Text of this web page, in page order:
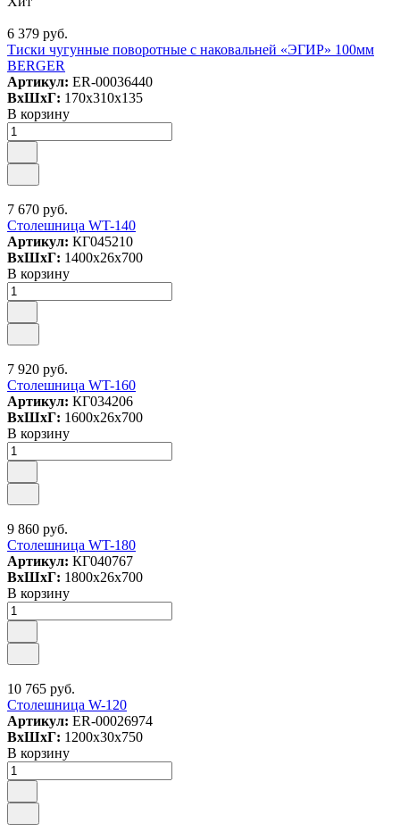
6 379 руб.
Тиски чугунные поворотные с наковальней «ЭГИР» 100мм
BERGER
Артикул: ER-00036440
ВxШxГ: 170x310x135
В корзину
7 670 руб.
Столешница WT-140
Артикул: КГ045210
ВxШxГ: 1400x26x700
В корзину
7 920 руб.
Столешница WT-160
Артикул: КГ034206
ВxШxГ: 1600x26x700
В корзину
9 860 руб.
Столешница WT-180
Артикул: КГ040767
ВxШxГ: 1800x26x700
В корзину
10 765 руб.
Столешница W-120
Артикул: ER-00026974
ВxШxГ: 1200x30x750
В корзину